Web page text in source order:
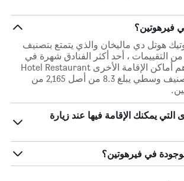
فيرهوتين؟
هوتل دي ماليخان والذي يتمتع بتصنيف
8.3 من أصل 1,569 من التقييمات ، أحد أكثر الفنادق شهرة في
فيرهوتين. تشمل أهم أماكن الإقامة الأخرى Hotel Restaurant
de Vossenberg بتصنيف وسطي يبلغ 8.3 من أصل 2,165 من
يمكنك الإقامة فيها عند زيارة
في فيرهوتين؟